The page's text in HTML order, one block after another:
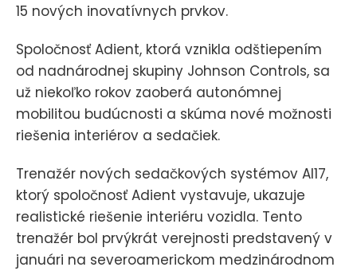
15 nových inovatívnych prvkov.
Spoločnosť Adient, ktorá vznikla odštiepením
od nadnárodnej skupiny Johnson Controls, sa
už niekoľko rokov zaoberá autonómnej
mobilitou budúcnosti a skúma nové možnosti
riešenia interiérov a sedačiek.
Trenažér nových sedačkových systémov AI17,
ktorý spoločnosť Adient vystavuje, ukazuje
realistické riešenie interiéru vozidla. Tento
trenažér bol prvýkrát verejnosti predstavený v
januári na severoamerickom medzinárodnom